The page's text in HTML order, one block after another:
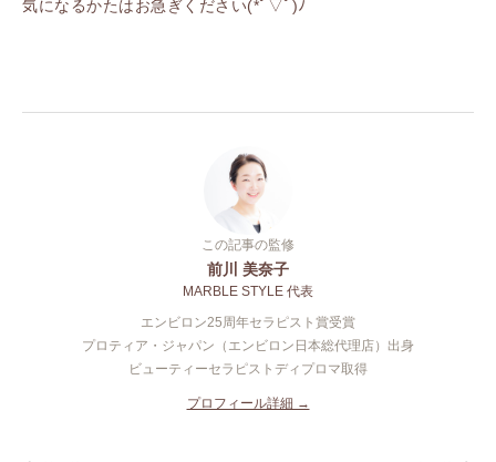
気になるかたはお急ぎください(*ﾟ▽ﾟ)ﾉ
この記事の監修
前川 美奈子
MARBLE STYLE 代表
エンビロン25周年セラピスト賞受賞
プロティア・ジャパン（エンビロン日本総代理店）出身
ビューティーセラピストディプロマ取得
プロフィール詳細 →